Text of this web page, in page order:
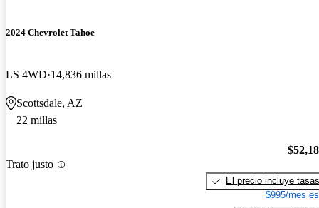
2024 Chevrolet Tahoe
LS 4WD 14,836 millas
Scottsdale, AZ
22 millas
Trato justo
El precio incluye tasas
$995/mes